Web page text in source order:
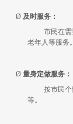
Ø 及时服务：
市民在
老年人等服务。
Ø 量身定做服务：
按市民
等。